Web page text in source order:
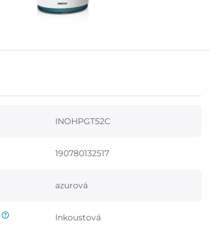
INOHPGT52C
190780132517
azurová
Inkoustová